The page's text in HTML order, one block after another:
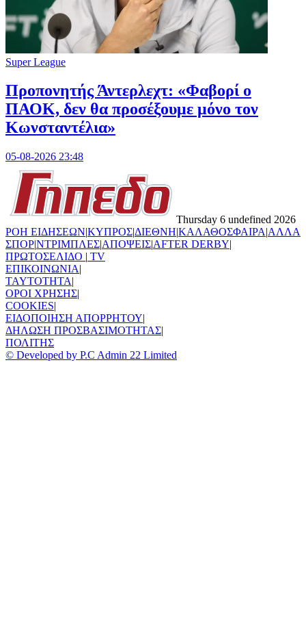
Super League
Προπονητής Άντερλεχτ: «Φαβορί ο
ΠΑΟΚ, δεν θα προσέξουμε μόνο τον
Κωνσταντέλια»
05-08-2026 23:48
Thursday 6 undefined 2026
ΡΟΗ ΕΙΔΗΣΕΩΝ|ΚΥΠΡΟΣ|ΔΙΕΘΝΗ|ΚΑΛΑΘΟΣΦΑΙΡΑ|ΑΛΛΑ
ΣΠΟΡ|ΝΤΡΙΜΠΛΕΣ|ΑΠΟΨΕΙΣ|AFTER DERBY|
ΠΡΩΤΟΣΕΛΙΔΟ | TV
ΕΠΙΚΟΙΝΩΝΙΑ|
TAYTOTHTA|
ΟΡΟΙ ΧΡΗΣΗΣ|
COOKIES|
ΕΙΔΟΠΟΙΗΣΗ ΑΠΟΡΡΗΤΟΥ|
ΔΗΛΩΣΗ ΠΡΟΣΒΑΣΙΜΟΤΗΤΑΣ|
ΠΟΛΙΤΗΣ
© Developed by P.C Admin 22 Limited